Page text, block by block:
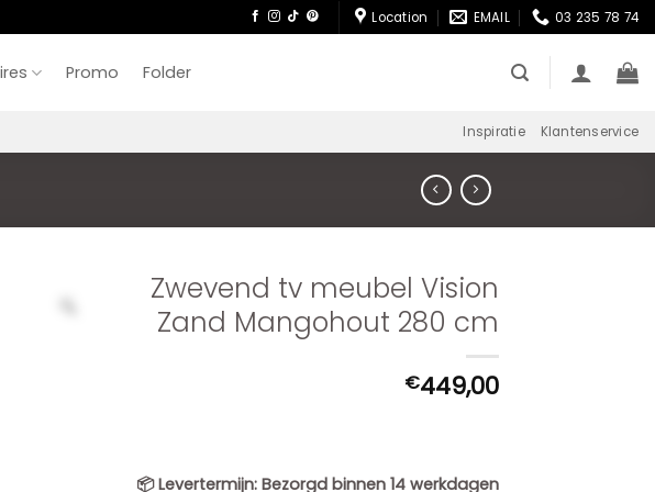
Location EMAIL 03 235 78 74
Promo Folder
Inspiratie Klantenservice
Zwevend tv meubel Vision
Zand Mangohout 280 cm
€449,00
📦Levertermijn: Bezorgd binnen 14 werkdagen